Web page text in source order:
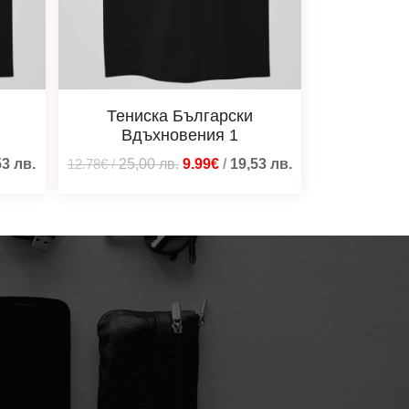
лв.
Тениска Български
Вдъхновения 1
12.78€/25,00лв. 9.99€/ 19,53 лв.